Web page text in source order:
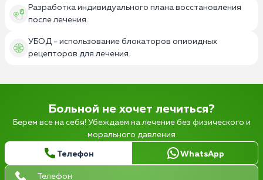
Разработка индивидуального плана восстановления
после лечения.
УБОД - использование блокаторов опиоидных
рецепторов для лечения.
Больной не хочет лечиться?
Берем все на себя! Убеждаем на лечение без физического и
морального давления
Телефон WhatsApp